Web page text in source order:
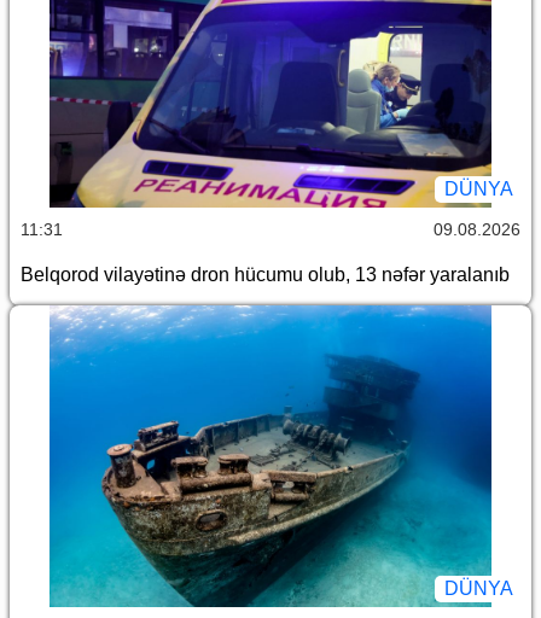
DÜNYA
11:31 09.08.2026
Belqorod vilayətinə dron hücumu olub, 13 nəfər yaralanıb
DÜNYA